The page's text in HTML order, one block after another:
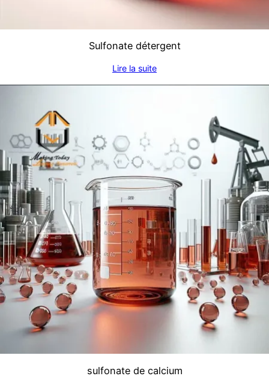
Sulfonate détergent
Lire la suite
sulfonate de calcium